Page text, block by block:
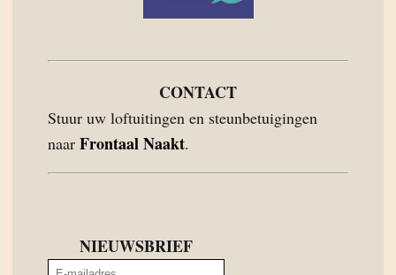
CONTACT
Stuur uw loftuitingen en steunbetuigingen
naar Frontaal Naakt.
NIEUWSBRIEF